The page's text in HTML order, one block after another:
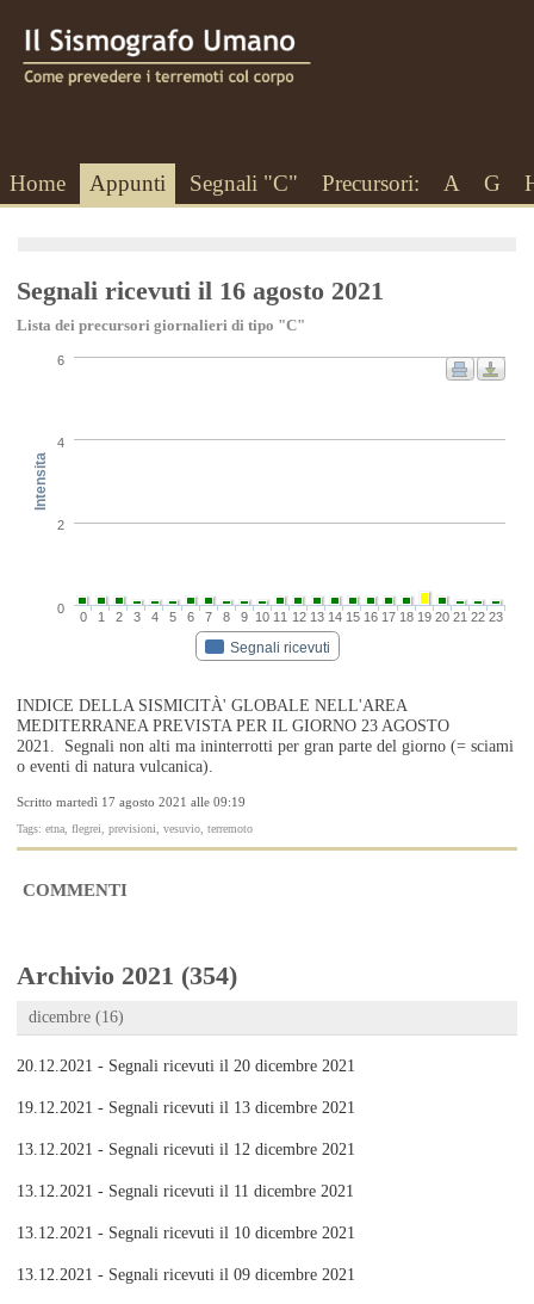
Home Appunti Segnali "C" Precursori: A G
Segnali ricevuti il 16 agosto 2021
Lista dei precursori giornalieri di tipo "C"
Intensita
Segnali ricevuti
0 1 2 3 4 5 6 7 8 9 10 11 12 13 14 15 16 17 18 19 20 21 22 23
0
2
4
6
INDICE DELLA SISMICITÀ' GLOBALE NELL'AREA
MEDITERRANEA PREVISTA PER IL GIORNO 23 AGOSTO
2021. Segnali non alti ma ininterrotti per gran parte del giorno (= sciami
o eventi di natura vulcanica).
Scritto martedì 17 agosto 2021 alle 09:19
Tags: etna, flegrei, previsioni, vesuvio, terremoto
COMMENTI
Archivio 2021 (354)
dicembre (16)
20.12.2021 - Segnali ricevuti il 20 dicembre 2021
19.12.2021 - Segnali ricevuti il 13 dicembre 2021
13.12.2021 - Segnali ricevuti il 12 dicembre 2021
13.12.2021 - Segnali ricevuti il 11 dicembre 2021
13.12.2021 - Segnali ricevuti il 10 dicembre 2021
13.12.2021 - Segnali ricevuti il 09 dicembre 2021